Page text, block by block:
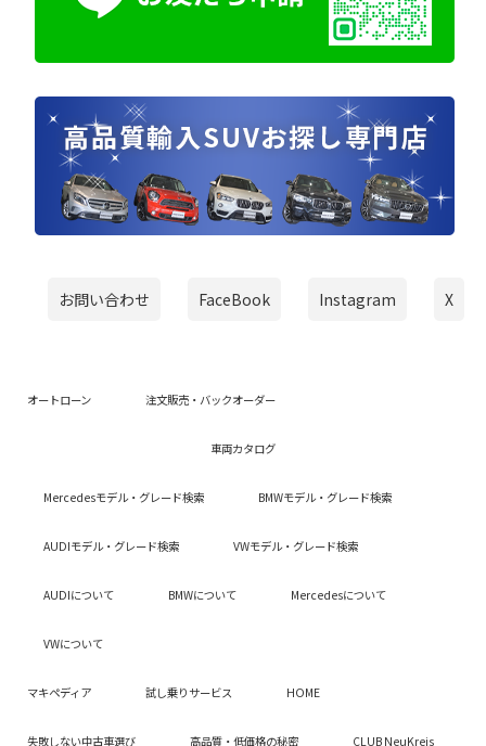
お問い合わせ FaceBook Instagram X
オートローン 注文販売・バックオーダー
車両カタログ
Mercedesモデル・グレード検索 BMWモデル・グレード検索
AUDIモデル・グレード検索 VWモデル・グレード検索
AUDIについて BMWについて Mercedesについて
VWについて
マキペディア 試し乗りサービス HOME
失敗しない中古車選び 高品質・低価格の秘密 CLUB NeuKreis